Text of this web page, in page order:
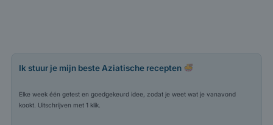
Ik stuur je mijn beste Aziatische recepten
Elke week één getest en goedgekeurd idee, zodat je weet wat je vanavond
kookt. Uitschrijven met 1 klik.